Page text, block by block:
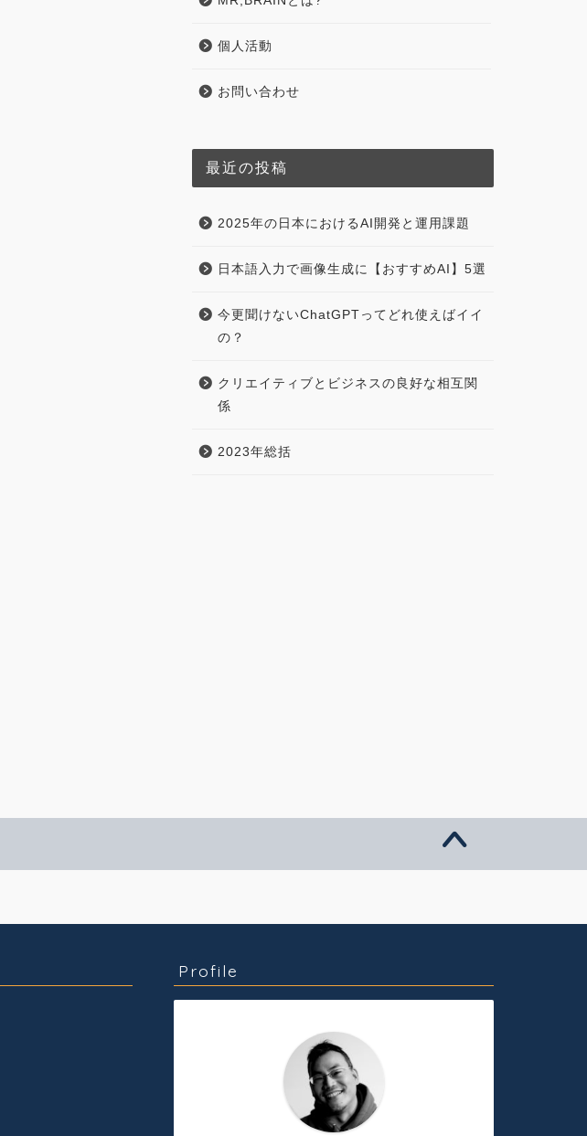
個人活動
お問い合わせ
最近の投稿
2025年の日本におけるAI開発と運用課題
日本語入力で画像生成に【おすすめAI】5選
今更聞けないChatGPTってどれ使えばイイ
の？
クリエイティブとビジネスの良好な相互関
係
2023年総括
Profile